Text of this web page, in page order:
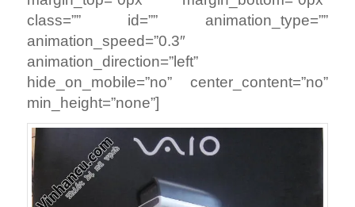
class=”” id=”” animation_type=””
animation_speed=”0.3″
animation_direction=”left”
hide_on_mobile=”no” center_content=”no”
min_height=”none”]